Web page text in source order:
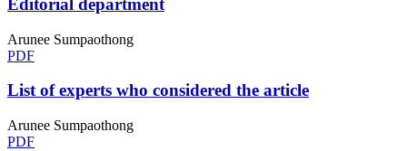
Editorial department
Arunee Sumpaothong
PDF
List of experts who considered the article
Arunee Sumpaothong
PDF